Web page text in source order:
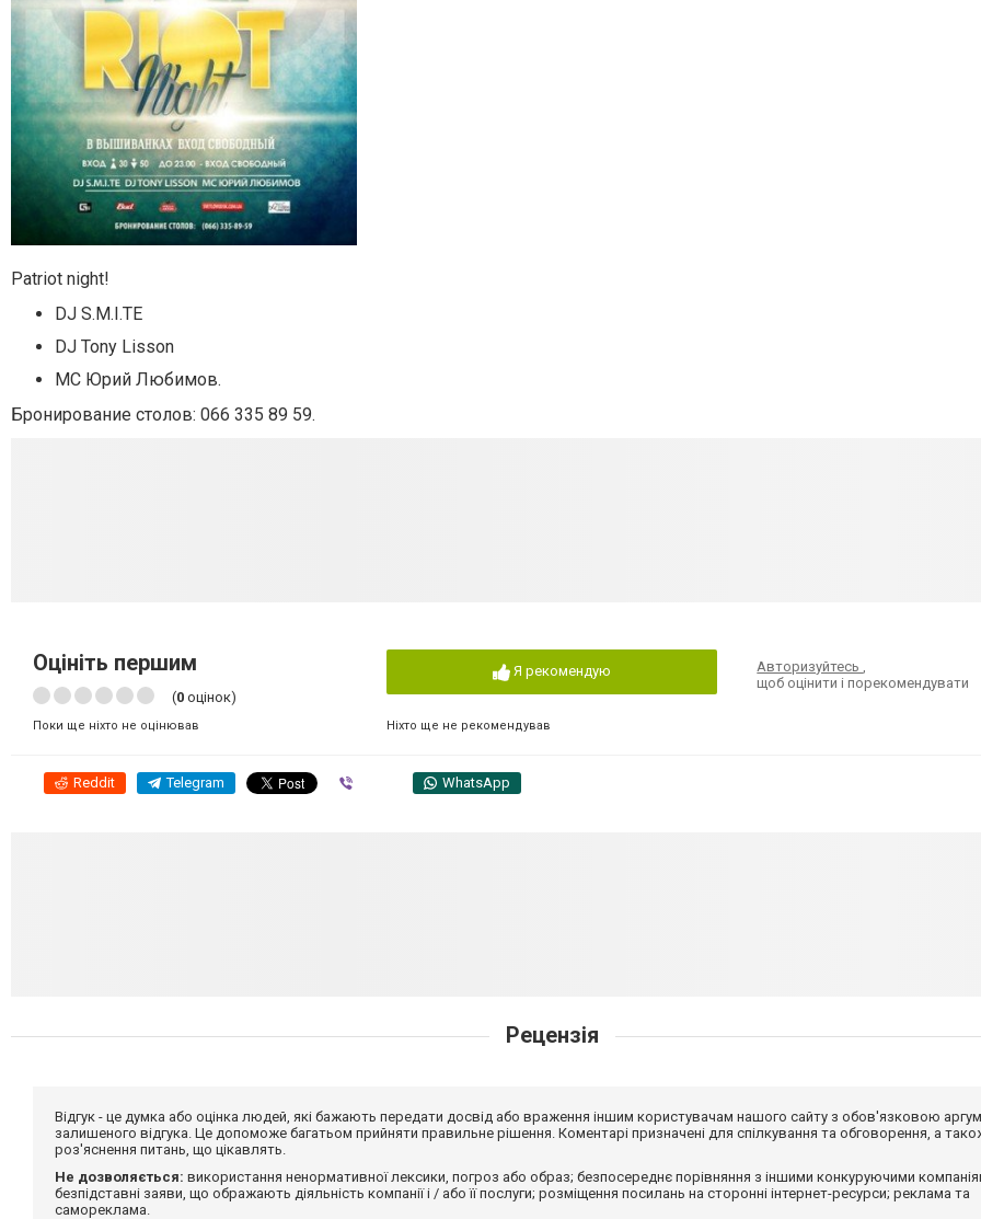
Patriot night!
DJ S.M.I.TE
DJ Tony Lisson
MC Юрий Любимов.
Бронирование столов: 066 335 89 59.
Оцініть першим
(0 оцінок)
Поки ще ніхто не оцінював
Я рекомендую
Ніхто ще не рекомендував
Авторизуйтесь
щоб оцінити і порекомендувати
Reddit Telegram WhatsApp
Рецензія
Відгук - це думка або оцінка людей, які бажають передати досвід або враження іншим користувачам нашого сайту з обов'язковою
залишеного відгука. Це допоможе багатьом прийняти правильне рішення. Коментарі призначені для спілкування та обговорення, а
роз'яснення питань, що цікавлять.
Не дозволяється: використання ненормативної лексики, погроз або образ; безпосереднє порівняння з іншими конкуруючими
безпідставні заяви, що ображають діяльність компанії і / або її послуги; розміщення посилань на сторонні інтернет-ресурси; реклама та
самореклама.